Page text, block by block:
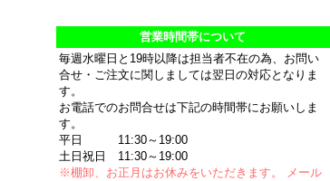
営業時間帯について
毎週水曜日と19時以降は担当者不在の為、お問い
合せ・ご注文に関しましては翌日の対応となりま
す。
お電話でのお問合せは下記の時間帯にお願いしま
す。
平日 11:30～19:00
土日祝日 11:30～19:00
※棚卸、お正月はお休みをいただきます。 メール